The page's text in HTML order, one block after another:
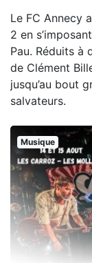
Le FC Annecy
2 en
Pau. Réduits à
de Clément
jusqu’au bout
salvateurs.
Musique